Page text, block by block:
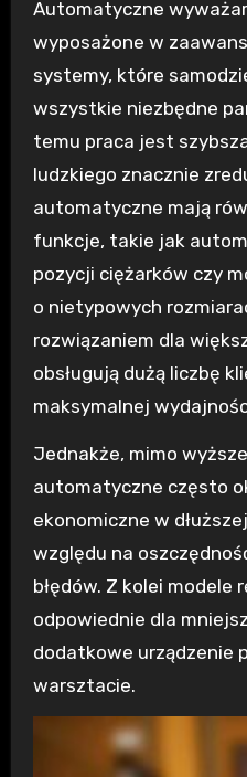
Automatyczne
wyposażone w
systemy, które
wszystkie niezbędne
temu praca jest
ludzkiego znacznie
automatyczne mają
funkcje, takie jak
pozycji ciężarków czy
o nietypowych
rozwiązaniem dla
obsługują dużą liczbę
maksymalnej
Jednakże, mimo
automatyczne często
ekonomiczne w
względu na
błędów. Z kolei modele
odpowiednie dla
dodatkowe urządzenie
warsztacie.